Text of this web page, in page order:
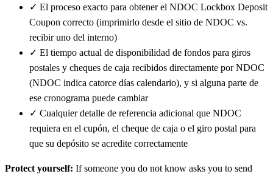
✓ El proceso exacto para obtener el NDOC Lockbox Deposit
Coupon correcto (imprimirlo desde el sitio de NDOC vs.
recibir uno del interno)
✓ El tiempo actual de disponibilidad de fondos para giros
postales y cheques de caja recibidos directamente por NDOC
(NDOC indica catorce días calendario), y si alguna parte de
ese cronograma puede cambiar
✓ Cualquier detalle de referencia adicional que NDOC
requiera en el cupón, el cheque de caja o el giro postal para
que su depósito se acredite correctamente
Protect yourself: If someone you do not know asks you to send